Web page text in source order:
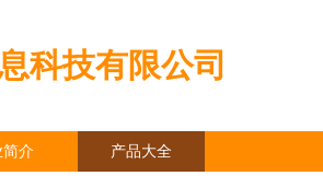
科技有限公司
简介 产品大全